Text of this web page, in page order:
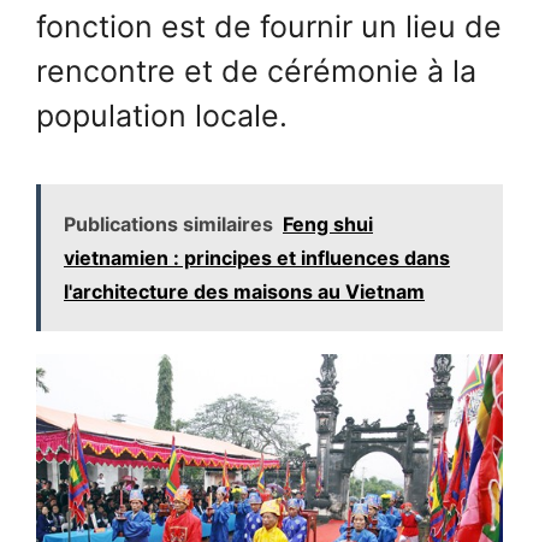
fonction est de fournir un lieu de
rencontre et de cérémonie à la
population locale.
Publications similaires Feng shui
vietnamien : principes et influences dans
l'architecture des maisons au Vietnam